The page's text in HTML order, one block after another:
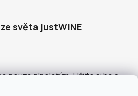
světa justWINE
pouze plnoletým. Užijte si ho s